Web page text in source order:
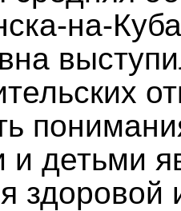
на-
и детьми
здоровой